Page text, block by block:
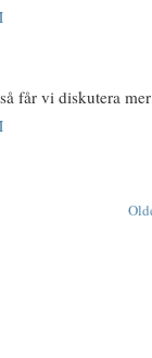
får vi diskutera